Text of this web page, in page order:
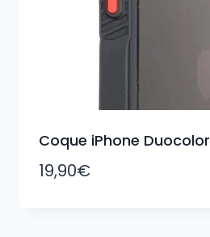
Coque iPhone Duocolor
19,90€